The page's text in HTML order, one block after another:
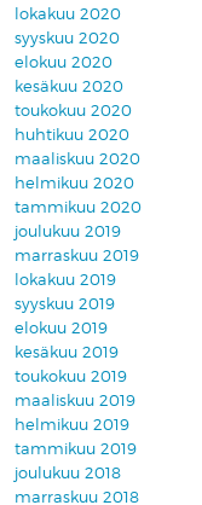
lokakuu 2020
syyskuu 2020
elokuu 2020
kesäkuu 2020
toukokuu 2020
huhtikuu 2020
maaliskuu 2020
helmikuu 2020
tammikuu 2020
joulukuu 2019
marraskuu 2019
lokakuu 2019
syyskuu 2019
elokuu 2019
kesäkuu 2019
toukokuu 2019
maaliskuu 2019
helmikuu 2019
tammikuu 2019
joulukuu 2018
marraskuu 2018